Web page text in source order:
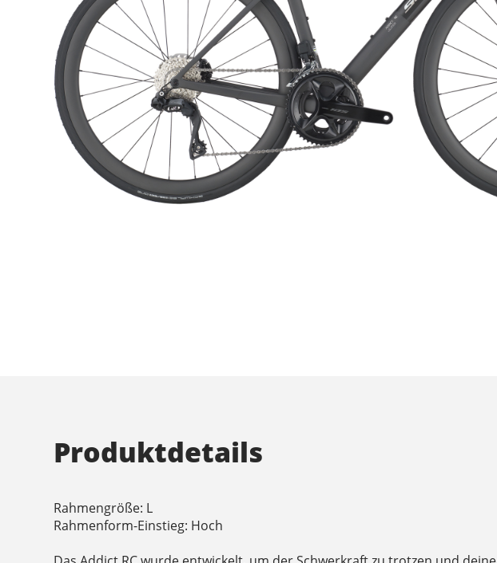
Produktdetails
Rahmengröße: L
Rahmenform-Einstieg: Hoch